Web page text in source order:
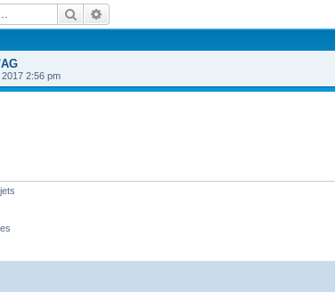
Rechercher
2:56 pm